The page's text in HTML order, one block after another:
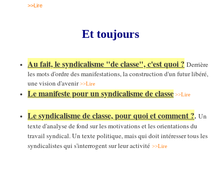
>>Lire
Et toujours
Au fait, le syndicalisme "de classe", c'est quoi ? Derrière
les mots d'ordre des manifestations, la construction d'un futur libéré,
une vision d'avenir>>Lire
Le manifeste pour un syndicalisme de classe >>Lire
Le syndicalisme de classe, pour quoi et comment ?. Un
texte d'analyse de fond sur les motivations et les orientations du
travail syndical. Un texte politique, mais qui doit intéresser tous les
syndicalistes qui s'interrogent sur leur activité >>Lire